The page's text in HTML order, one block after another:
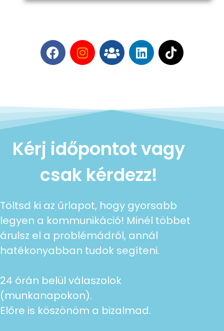
Kérj időpontot vagy
csak kérdezz!
Töltsd ki az űrlapot, hogy gyorsabb
legyen a kommunikáció! Minél többet
árulsz el a problémádról, annál
hatékonyabban tudok segíteni.
24 órán belül válaszolok
(munkanapokon).
Előre is köszönöm a bizalmad.